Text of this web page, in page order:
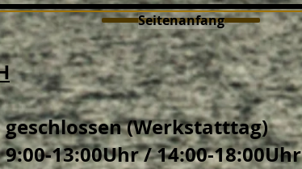
Seitenanfang
geschlossen (Werkstatttag)
9:00-13:00Uhr / 14:00-18:00Uhr